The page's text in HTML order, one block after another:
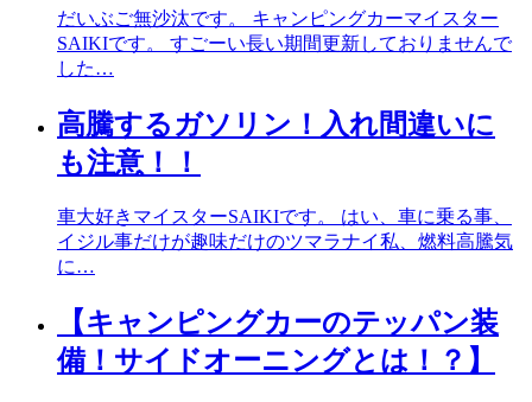
だいぶご無沙汰です。 キャンピングカーマイスター
SAIKIです。 すごーい長い期間更新しておりませんで
した…
高騰するガソリン！入れ間違いに
も注意！！
車大好きマイスターSAIKIです。 はい、車に乗る事、
イジル事だけが趣味だけのツマラナイ私、燃料高騰気
に…
【キャンピングカーのテッパン装
備！サイドオーニングとは！？】